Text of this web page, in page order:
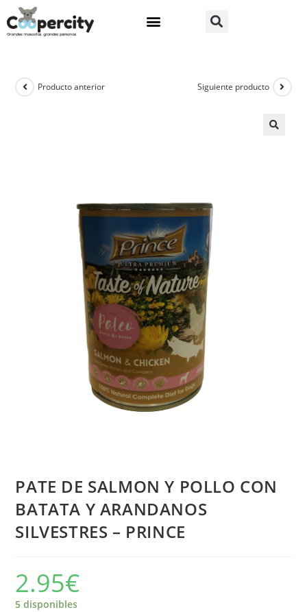
Producto anterior Siguiente producto
PATE DE SALMON Y POLLO CON
BATATA Y ARANDANOS
SILVESTRES – PRINCE
2.95€
5 disponibles